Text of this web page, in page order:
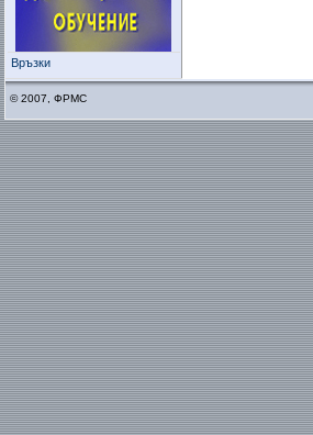
Връзки
© 2007, ФРМС